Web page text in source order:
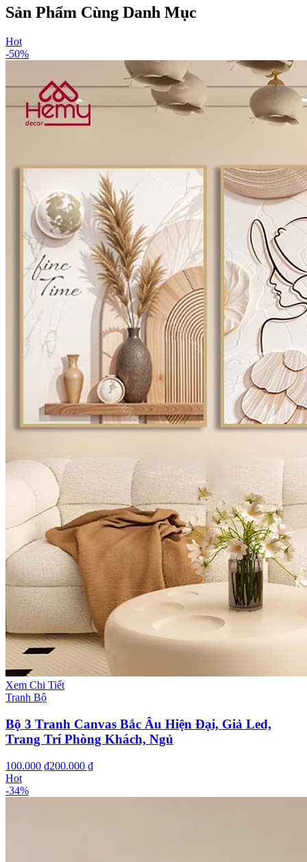
Sản Phẩm Cùng Danh Mục
Hot
-50%
Xem Chi Tiết
Tranh Bộ
Bộ 3 Tranh Canvas Bắc Âu Hiện Đại, Giả Led,
Trang Trí Phòng Khách, Ngủ
100.000 ₫200.000 ₫
Hot
-34%